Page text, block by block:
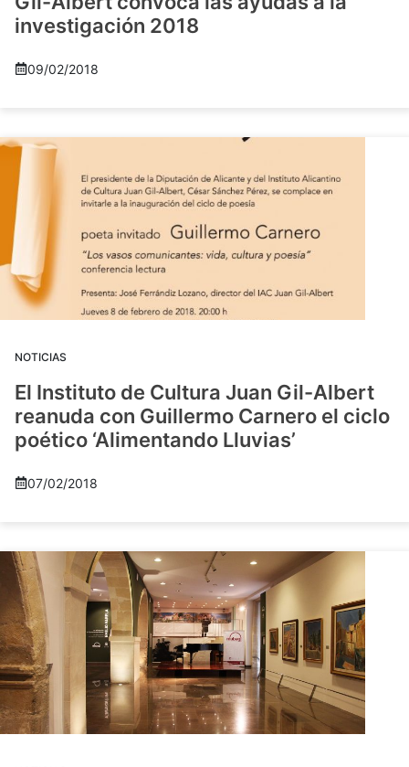
investigación 2018
09/02/2018
NOTICIAS
El Instituto de Cultura Juan Gil-Albert
reanuda con Guillermo Carnero el ciclo
poético ‘Alimentando Lluvias’
07/02/2018